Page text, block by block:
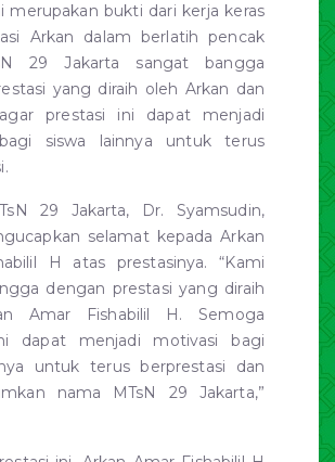
merupakan bukti dari kerja keras
Arkan dalam berlatih pencak
29 Jakarta sangat bangga
yang diraih oleh Arkan dan
prestasi ini dapat menjadi
siswa lainnya untuk terus
29 Jakarta, Dr. Syamsudin,
selamat kepada Arkan
H atas prestasinya. “Kami
dengan prestasi yang diraih
Amar Fishabilil H. Semoga
dapat menjadi motivasi bagi
untuk terus berprestasi dan
nama MTsN 29 Jakarta,”